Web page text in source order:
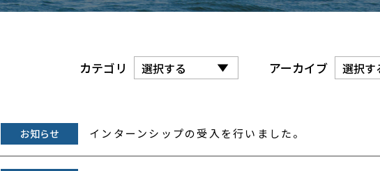
カテゴリ アーカイブ
お知らせ インターンシップの受入を行いました。